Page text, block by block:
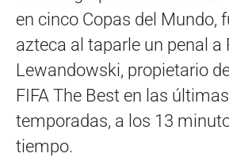
en cinco Copas del Mundo,
azteca al taparle un penal a
Lewandowski, propietario
FIFA The Best en las
temporadas, a los 13
tiempo.